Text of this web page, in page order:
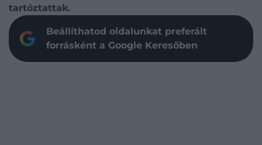
tartóztattak.
Beállíthatod oldalunkat preferált
forrásként a Google Keresőben